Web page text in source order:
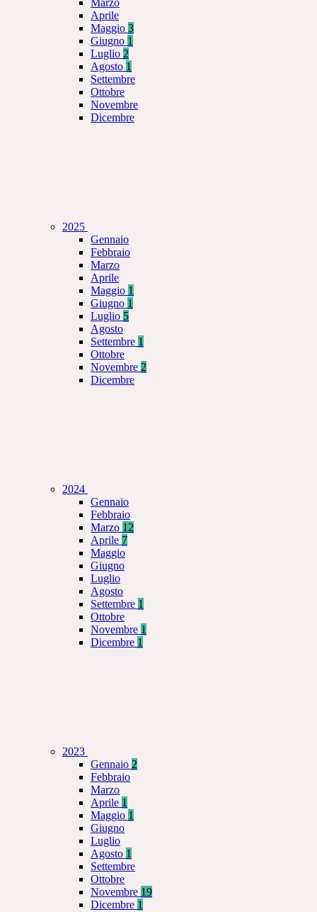
Marzo
Aprile
Maggio 3
Giugno 1
Luglio 2
Agosto 1
Settembre
Ottobre
Novembre
Dicembre
2025
Gennaio
Febbraio
Marzo
Aprile
Maggio 1
Giugno 1
Luglio 5
Agosto
Settembre 1
Ottobre
Novembre 2
Dicembre
2024
Gennaio
Febbraio
Marzo 12
Aprile 7
Maggio
Giugno
Luglio
Agosto
Settembre 1
Ottobre
Novembre 1
Dicembre 1
2023
Gennaio 2
Febbraio
Marzo
Aprile 1
Maggio 1
Giugno
Luglio
Agosto 1
Settembre
Ottobre
Novembre 19
Dicembre 1